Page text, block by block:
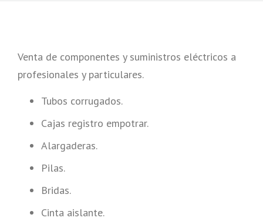
Venta de componentes y suministros eléctricos a
profesionales y particulares.
Tubos corrugados.
Cajas registro empotrar.
Alargaderas.
Pilas.
Bridas.
Cinta aislante.